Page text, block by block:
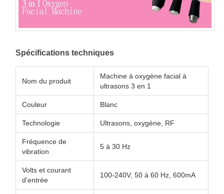
Spécifications techniques
Nom du produit
Machine à oxygène facial à
ultrasons 3 en 1
Couleur Blanc
Technologie Ultrasons, oxygène, RF
Fréquence de
vibration
5 à 30 Hz
Volts et courant
d'entrée
100-240V, 50 à 60 Hz, 600mA